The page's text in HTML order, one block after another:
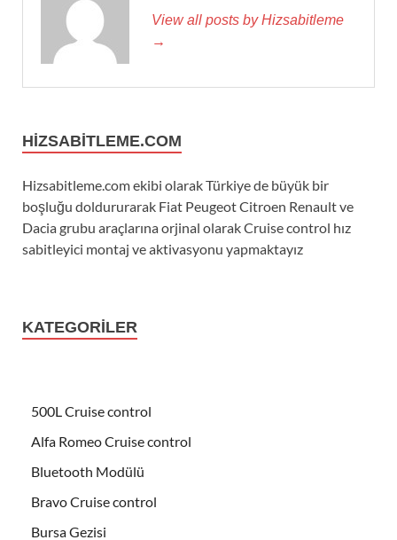
View all posts by Hizsabitleme
→
HIZSABITLEME.COM
Hizsabitleme.com ekibi olarak Türkiye de büyük bir
boşluğu doldururarak Fiat Peugeot Citroen Renault ve
Dacia grubu araçlarına orjinal olarak Cruise control hız
sabitleyici montaj ve aktivasyonu yapmaktayız
KATEGORILER
500L Cruise control
Alfa Romeo Cruise control
Bluetooth Modülü
Bravo Cruise control
Bursa Gezisi